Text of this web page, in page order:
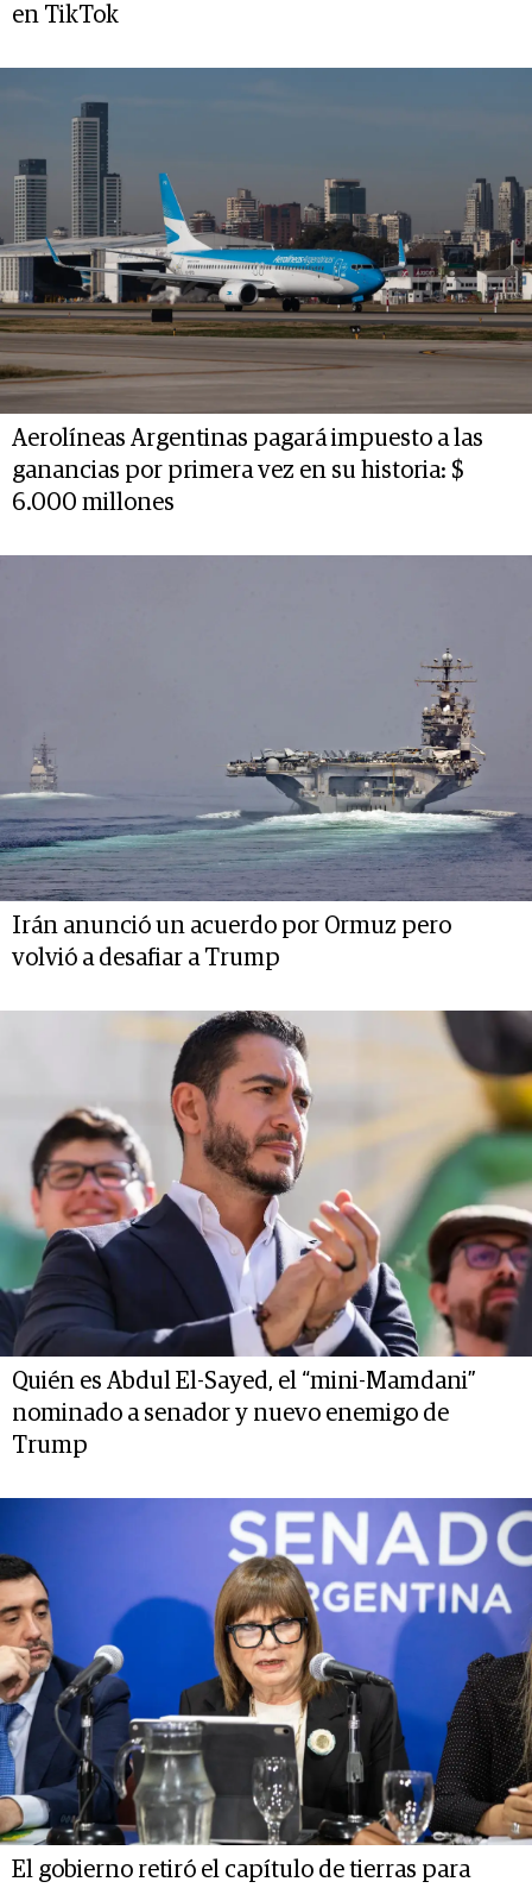
en TikTok
Aerolíneas Argentinas pagará impuesto a las
ganancias por primera vez en su historia: $
6.000 millones
Irán anunció un acuerdo por Ormuz pero
volvió a desafiar a Trump
Quién es Abdul El-Sayed, el “mini-Mamdani”
nominado a senador y nuevo enemigo de
Trump
El gobierno retiró el capítulo de tierras para